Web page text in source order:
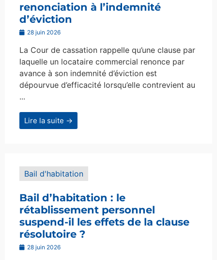
renonciation à l’indemnité
d’éviction
28 juin 2026
La Cour de cassation rappelle qu’une clause par
laquelle un locataire commercial renonce par
avance à son indemnité d’éviction est
dépourvue d’efficacité lorsqu’elle contrevient au
...
Lire la suite →
Bail d'habitation
Bail d’habitation : le
rétablissement personnel
suspend-il les effets de la clause
résolutoire ?
28 juin 2026